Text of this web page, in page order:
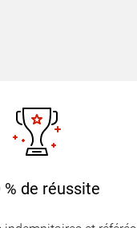
% de réussite